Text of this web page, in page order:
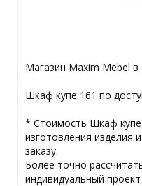
Магазин Maxim Mebel в
Шкаф купе 161 по
* Стоимость Шкаф купе
изготовления изделия
заказу.
Более точно
индивидуальный